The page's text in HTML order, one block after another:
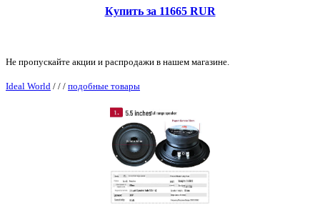
Купить за 11665 RUR
Не пропускайте акции и распродажи в нашем магазине.
Ideal World / / / подобные товары